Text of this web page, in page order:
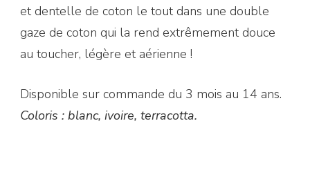
et dentelle de coton le tout dans une double
gaze de coton qui la rend extrêmement douce
au toucher, légère et aérienne !
Disponible sur commande du 3 mois au 14 ans.
Coloris : blanc, ivoire, terracotta.